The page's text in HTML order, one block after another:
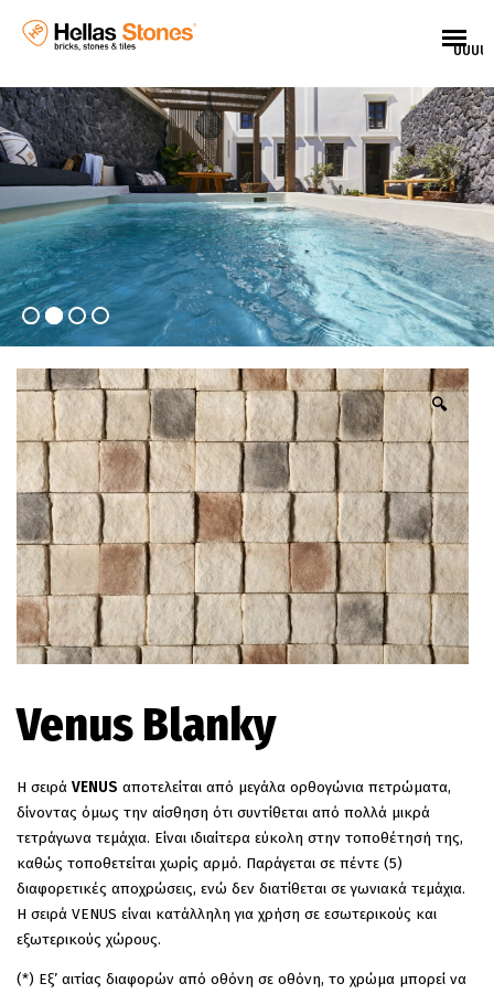
EL
EN
🔍
Venus Blanky
H σειρά VENUS αποτελείται από μεγάλα ορθογώνια πετρώματα,
δίνοντας όμως την αίσθηση ότι συντίθεται από πολλά μικρά
τετράγωνα τεμάχια. Είναι ιδιαίτερα εύκολη στην τοποθέτησή της,
καθώς τοποθετείται χωρίς αρμό. Παράγεται σε πέντε (5)
διαφορετικές αποχρώσεις, ενώ δεν διατίθεται σε γωνιακά τεμάχια.
Η σειρά VENUS είναι κατάλληλη για χρήση σε εσωτερικούς και
εξωτερικούς χώρους.
(*) Εξ’ αιτίας διαφορών από οθόνη σε οθόνη, το χρώμα μπορεί να